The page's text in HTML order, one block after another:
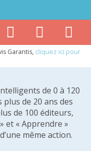
Garantis, cliquez ici pour
de 0 à 120
de 20 ans des
de 100 éditeurs,
et « Apprendre »
même action.